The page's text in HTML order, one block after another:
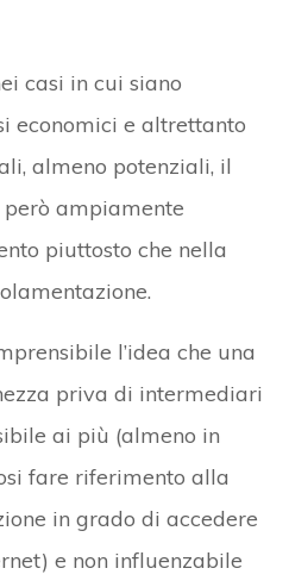
casi in cui siano
economici e altrettanto
almeno potenziali, il
ampiamente
piuttosto che nella
l’idea che una
priva di intermediari
ai più (almeno in
fare riferimento alla
in grado di accedere
e non influenzabile